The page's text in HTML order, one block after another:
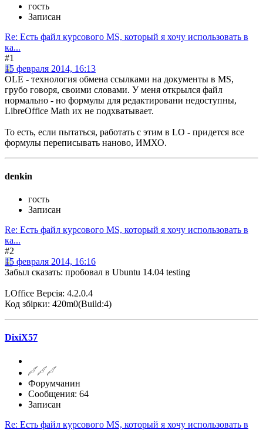
гость
Записан
Re: Есть файл курсового MS, который я хочу использовать в
ка...
#1
15 февраля 2014, 16:13
OLE - технология обмена ссылками на документы в MS,
грубо говоря, своими словами. У меня открылся файл
нормально - но формулы для редактировани недоступны,
LibreOffice Math их не подхватывает.
То есть, если пытаться, работать с этим в LO - придется все
формулы переписывать наново, ИМХО.
denkin
гость
Записан
Re: Есть файл курсового MS, который я хочу использовать в
ка...
#2
15 февраля 2014, 16:16
Забыл сказать: пробовал в Ubuntu 14.04 testing
LOffice Версія: 4.2.0.4
Код збірки: 420m0(Build:4)
DixiX57
Форумчанин
Сообщения: 64
Записан
Re: Есть файл курсового MS, который я хочу использовать в